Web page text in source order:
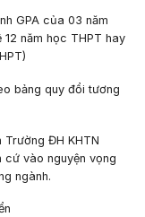
GPA của 03 năm
năm học THPT hay
bảng quy đổi tương
Trường ĐH KHTN
cứ vào nguyện vọng
ngành.